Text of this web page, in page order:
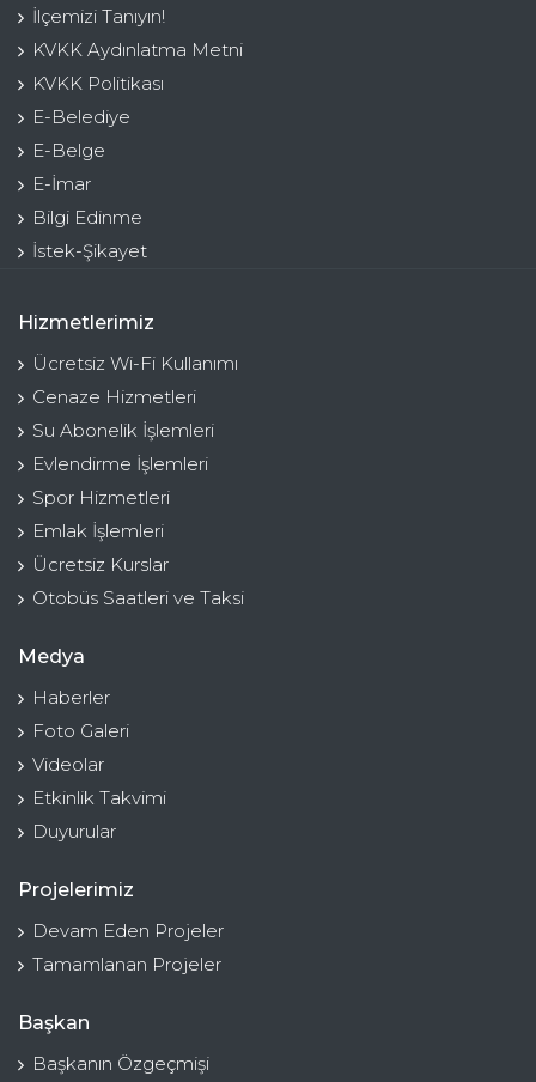
İlçemizi Tanıyın!
KVKK Aydınlatma Metni
KVKK Politikası
E-Belediye
E-Belge
E-İmar
Bilgi Edinme
İstek-Şikayet
Hizmetlerimiz
Ücretsiz Wi-Fi Kullanımı
Cenaze Hizmetleri
Su Abonelik İşlemleri
Evlendirme İşlemleri
Spor Hizmetleri
Emlak İşlemleri
Ücretsiz Kurslar
Otobüs Saatleri ve Taksi
Medya
Haberler
Foto Galeri
Videolar
Etkinlik Takvimi
Duyurular
Projelerimiz
Devam Eden Projeler
Tamamlanan Projeler
Başkan
Başkanın Özgeçmişi